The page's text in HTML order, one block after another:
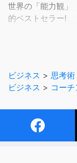
世界の「能力観」
的ベストセラー!
ビジネスリーダ
ト」(やり抜く力)
バラク・オバマ、
米教育省が「最重
ビジネス > 思考
ビジネス > コー